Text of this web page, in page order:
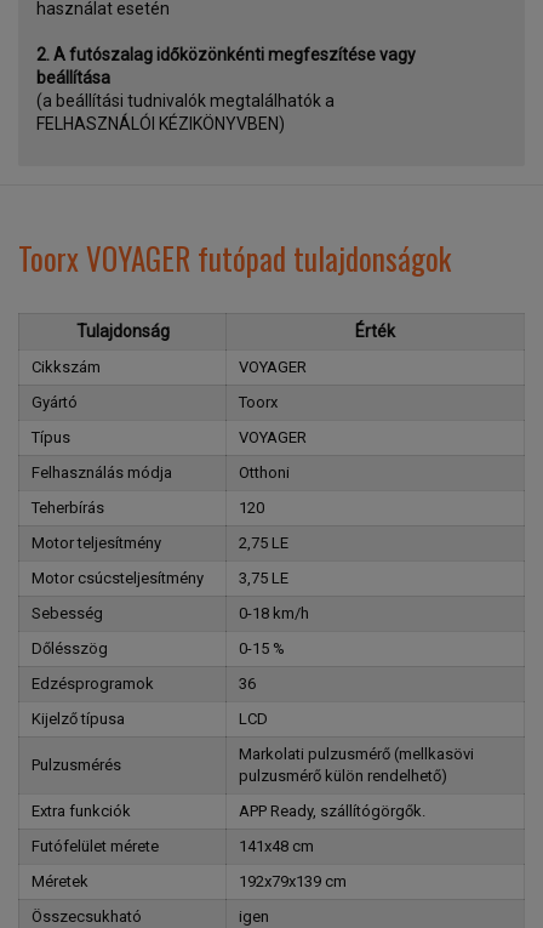
használat esetén
2. A futószalag időközönkénti megfeszítése vagy
beállítása
(a beállítási tudnivalók megtalálhatók a
FELHASZNÁLÓI KÉZIKÖNYVBEN)
Toorx VOYAGER futópad tulajdonságok
Tulajdonság Érték
Cikkszám
VOYAGER
Gyártó
Toorx
Típus
VOYAGER
Felhasználás módja
Otthoni
Teherbírás
120
Motor teljesítmény
2,75 LE
Motor csúcsteljesítmény
3,75 LE
Sebesség
0-18 km/h
Dőlésszög
0-15 %
Edzésprogramok
36
Kijelző típusa
LCD
Pulzusmérés
Markolati pulzusmérő (mellkasövi
pulzusmérő külön rendelhető)
Extra funkciók
APP Ready, szállítógörgők.
Futófelület mérete
141x48 cm
Méretek
192x79x139 cm
Összecsukható
igen